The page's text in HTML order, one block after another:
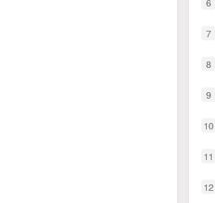
7
8
9
10
11
12